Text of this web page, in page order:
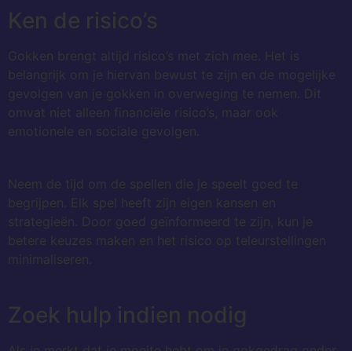
Ken de risico’s
Gokken brengt altijd risico’s met zich mee. Het is
belangrijk om je hiervan bewust te zijn en de mogelijke
gevolgen van je gokken in overweging te nemen. Dit
omvat niet alleen financiële risico’s, maar ook
emotionele en sociale gevolgen.
Neem de tijd om de spellen die je speelt goed te
begrijpen. Elk spel heeft zijn eigen kansen en
strategieën. Door goed geïnformeerd te zijn, kun je
betere keuzes maken en het risico op teleurstellingen
minimaliseren.
Zoek hulp indien nodig